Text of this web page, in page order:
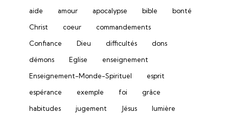
aide amour apocalypse bible
bonté
Christ
coeur
commandements
Confiance
Dieu difficultés
dons
démons
Eglise
enseignement
Enseignement-Monde-Spirituel
esprit
espérance
exemple foi
grâce
habitudes
jugement Jésus
lumière